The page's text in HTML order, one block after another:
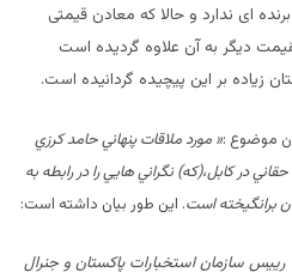
ای ندارد و حالا که معادن قیمتی
دیگر به آن علاوه گردیده است
زیاده بر این پیچیده گردانیده است.
موضوع :« مورد ملاقات پنهاني حامد کرزي
در کابل،(که) نگراني هايي را در رابطه به
برانگيخته است. این طور بیان داشته است:
سازمان استخبارات پاکستان و جنرال